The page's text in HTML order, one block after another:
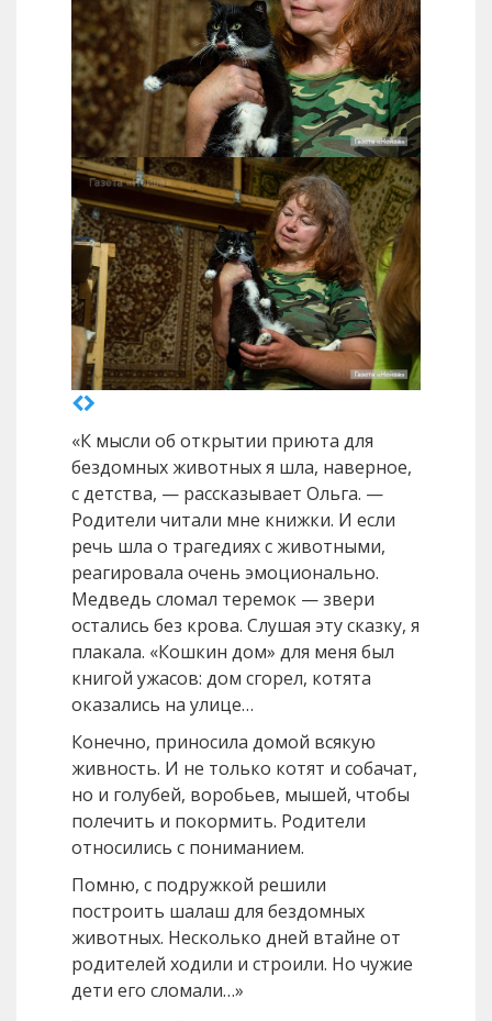
«К мысли об открытии приюта для
бездомных животных я шла, наверное,
с детства, — рассказывает Ольга. —
Родители читали мне книжки. И если
речь шла о трагедиях с животными,
реагировала очень эмоционально.
Медведь сломал теремок — звери
остались без крова. Слушая эту сказку, я
плакала. «Кошкин дом» для меня был
книгой ужасов: дом сгорел, котята
оказались на улице…
Конечно, приносила домой всякую
живность. И не только котят и собачат,
но и голубей, воробьев, мышей, чтобы
полечить и покормить. Родители
относились с пониманием.
Помню, с подружкой решили
построить шалаш для бездомных
животных. Несколько дней втайне от
родителей ходили и строили. Но чужие
дети его сломали…»